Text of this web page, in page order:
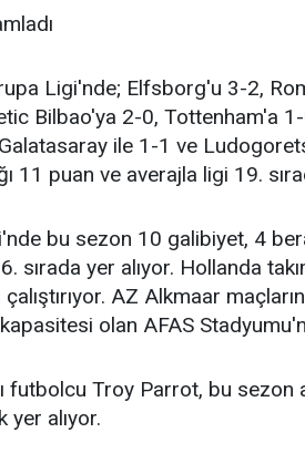
Ligi'nde; Elfsborg'u 3-2,
Bilbao'ya 2-0, Tottenham'a
ile 1-1 ve
11 puan ve averajla ligi 19.
bu sezon 10 galibiyet, 4
sırada yer alıyor. Hollanda
AZ Alkmaar
olan AFAS
Troy Parrot, bu sezon
alıyor.